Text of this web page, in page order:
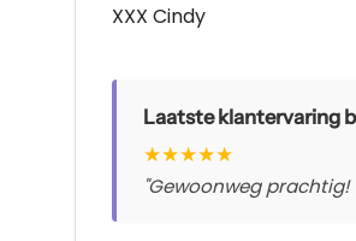
XXX Cindy
Laatste klantervaring
★★★★★
"Gewoonweg prachtig!